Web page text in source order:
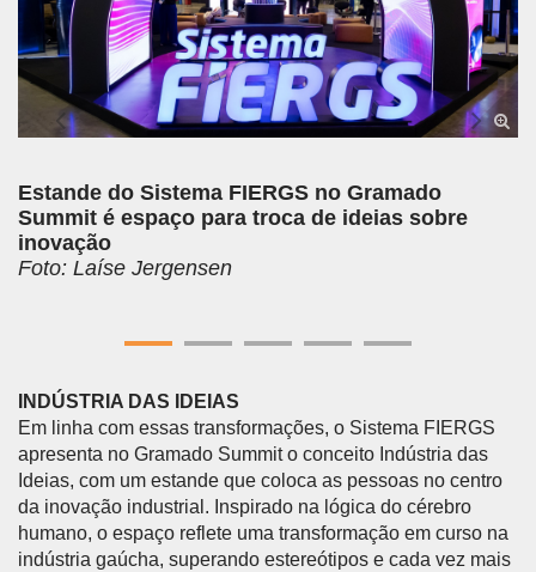
Estande do Sistema FIERGS no Gramado
Summit é espaço para troca de ideias sobre
inovação
Foto: Laíse Jergensen
INDÚSTRIA DAS IDEIAS
Em linha com essas transformações, o Sistema FIERGS
apresenta no Gramado Summit o conceito Indústria das
Ideias, com um estande que coloca as pessoas no centro
da inovação industrial. Inspirado na lógica do cérebro
humano, o espaço reflete uma transformação em curso na
indústria gaúcha, superando estereótipos e cada vez mais